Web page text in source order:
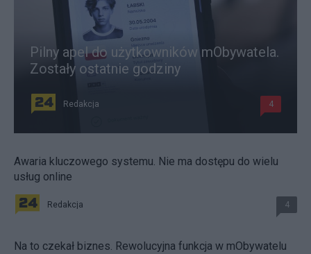
Pilny apel do użytkowników mObywatela.
Zostały ostatnie godziny
Redakcja 4
Awaria kluczowego systemu. Nie ma dostępu do wielu
usług online
Redakcja 4
Na to czekał biznes. Rewolucyjna funkcja w mObywatelu